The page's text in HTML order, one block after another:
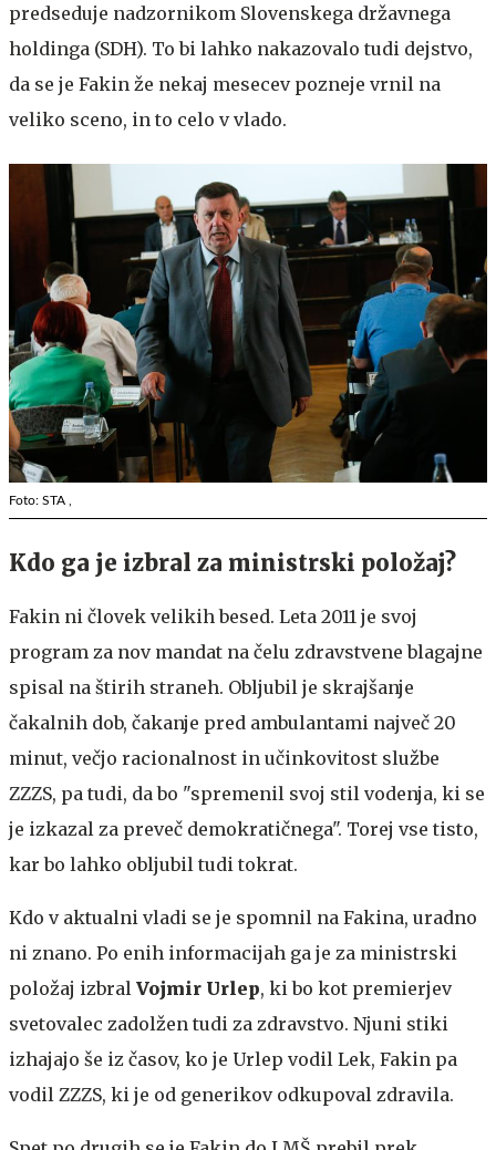
predseduje nadzornikom Slovenskega državnega
holdinga (SDH). To bi lahko nakazovalo tudi dejstvo,
da se je Fakin že nekaj mesecev pozneje vrnil na
veliko sceno, in to celo v vlado.
Foto: STA ,
Kdo ga je izbral za ministrski položaj?
Fakin ni človek velikih besed. Leta 2011 je svoj
program za nov mandat na čelu zdravstvene blagajne
spisal na štirih straneh. Obljubil je skrajšanje
čakalnih dob, čakanje pred ambulantami največ 20
minut, večjo racionalnost in učinkovitost službe
ZZZS, pa tudi, da bo "spremenil svoj stil vodenja, ki se
je izkazal za preveč demokratičnega". Torej vse tisto,
kar bo lahko obljubil tudi tokrat.
Kdo v aktualni vladi se je spomnil na Fakina, uradno
ni znano. Po enih informacijah ga je za ministrski
položaj izbral Vojmir Urlep, ki bo kot premierjev
svetovalec zadolžen tudi za zdravstvo. Njuni stiki
izhajajo še iz časov, ko je Urlep vodil Lek, Fakin pa
vodil ZZZS, ki je od generikov odkupoval zdravila.